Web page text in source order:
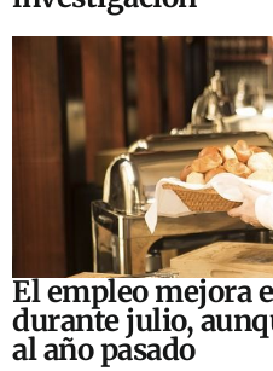
El empleo mejora
durante julio,
al año pasado